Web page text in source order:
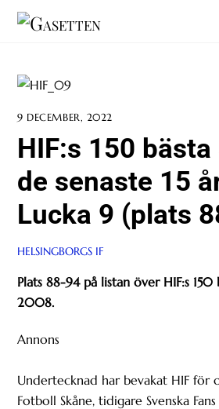
Skip
9 DECEMBER, 2022
HIF:s 150
de senaste 15
Lucka 9 (plats
HELSINGBORGS IF
Plats 88-94 på listan över HIF:s 150
2008.
Annons
Undertecknad har bevakat HIF för
Fotboll Skåne, tidigare Svenska